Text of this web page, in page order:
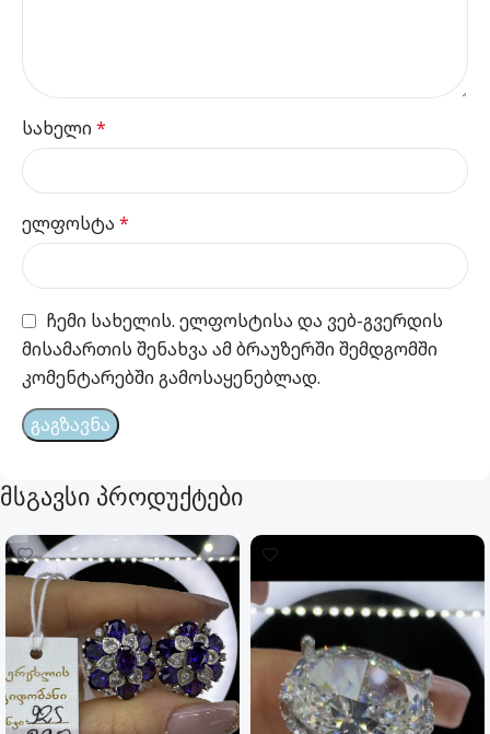
სახელი*
ელფოსტა *
ჩემი სახელის. ელფოსტისა და ვებ-გვერდის
მისამართის შენახვა ამ ბრაუზერში შემდგომში
კომენტარებში გამოსაყენებლად.
მსგავსი პროდუქტები